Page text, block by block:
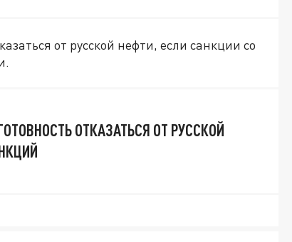
от русской нефти, если санкции со
ОТКАЗАТЬСЯ ОТ РУССКОЙ